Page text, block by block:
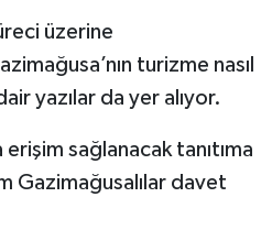
üzerine
turizme nasıl
yazılar da yer alıyor.
erişim sağlanacak tanıtıma
Gazimağusalılar davet